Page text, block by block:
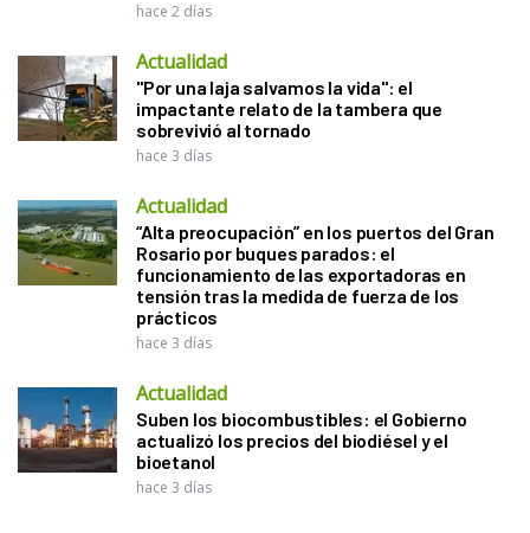
hace 2 días
Actualidad
"Por una laja salvamos la vida": el
impactante relato de la tambera que
sobrevivió al tornado
hace 3 días
Actualidad
“Alta preocupación” en los puertos del Gran
Rosario por buques parados: el
funcionamiento de las exportadoras en
tensión tras la medida de fuerza de los
prácticos
hace 3 días
Actualidad
Suben los biocombustibles: el Gobierno
actualizó los precios del biodiésel y el
bioetanol
hace 3 días